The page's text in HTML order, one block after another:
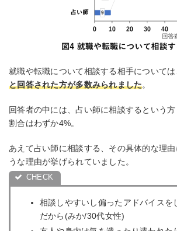
就職や転職について相談する相手については
と回答された方が多数みられました。
回答者の中には、占い師に相談するという
割合はわずか4%。
あえて占い師に相談する、その具体的な理
うな理由が挙げられていました。
相談しやすいし偏ったアドバイスを
だから(みか/30代女性)